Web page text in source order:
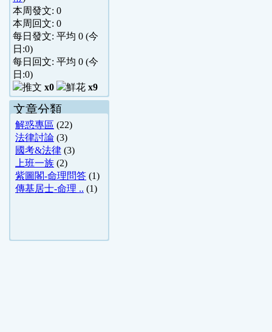
本周發文: 0
本周回文: 0
每日發文: 平均 0 (今
日:0)
每日回文: 平均 0 (今
日:0)
x0
x9
文章分類
解惑專區 (22)
法律討論 (3)
國考&法律 (3)
上班一族 (2)
紫圖閣-命理問答 (1)
傳基居士-命理 .. (1)